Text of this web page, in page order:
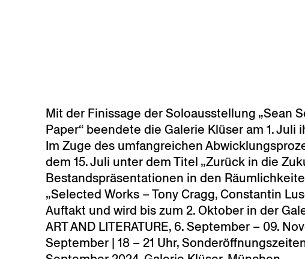
Mit der Finissage der Soloausstellung „Sean
Paper“ beendete die Galerie Klüser am 1.
Im Zuge des umfangreichen
dem 15. Juli unter dem Titel „Zurück in die
Bestandspräsentationen in den
„Selected Works – Tony Cragg, Constantin
Auftakt und wird bis zum 2. Oktober in der
ART AND LITERATURE, 6. September – 09.
September | 18 – 21 Uhr,